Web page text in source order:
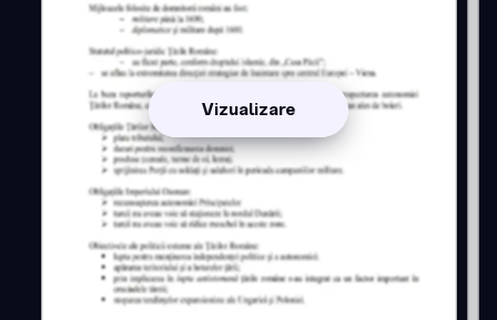
Vizualizare